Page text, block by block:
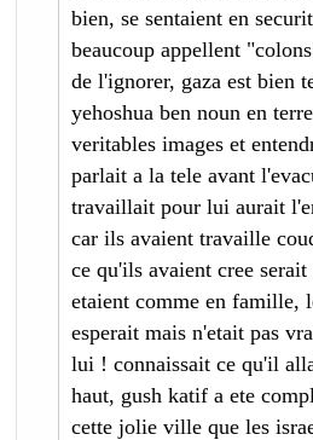
bien, se sentaient en
beaucoup appellent
de l'ignorer, gaza est bien
yehoshua ben noun en
veritables images et
parlait a la tele avant
travaillait pour lui aurait
car ils avaient travaille
ce qu'ils avaient cree
etaient comme en famille,
esperait mais n'etait pas
lui ! connaissait ce qu'il
haut, gush katif a ete
cette jolie ville que les